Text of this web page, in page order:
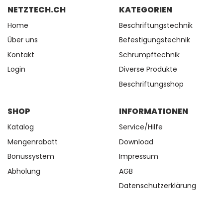
NETZTECH.CH
Home
Über uns
Kontakt
Login
KATEGORIEN
Beschriftungstechnik
Befestigungstechnik
Schrumpftechnik
Diverse Produkte
Beschriftungsshop
SHOP
Katalog
Mengenrabatt
Bonussystem
Abholung
INFORMATIONEN
Service/Hilfe
Download
Impressum
AGB
Datenschutzerklärung